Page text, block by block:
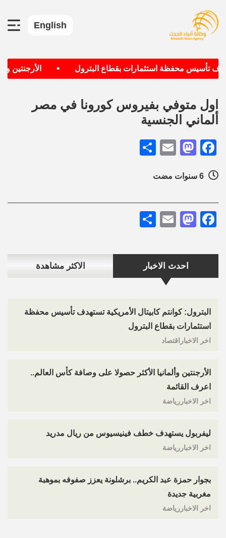
English
تأسيس محفظة استثمارات بقطاع البترول الأرجنتين
احدث الاخبار الاكثر مشاهدة
البترول: كوانتم كابيتال الأمريكية تستهدف تأسيس محفظة
استثمارات بقطاع البترول
اخر الاخباراقتصاد
الأرجنتين وألمانيا الأكثر حصولا على وصافة كأس العالم..
اعرف القائمة
اخر الاخباررياضة
ليفربول يستهدف خطف فينيسيوس من ريال مدريد
اخر الاخباررياضة
بجوار حمزة عبد الكريم.. برشلونة يعزز صفوفه بموهبة
مغربية جديدة
اخر الاخباررياضة
اول متوفي بفيروس كورونا في مصر
ألماني الجنسية
Facebook
Mastodon
Email
Facebook
Mastodon
Email